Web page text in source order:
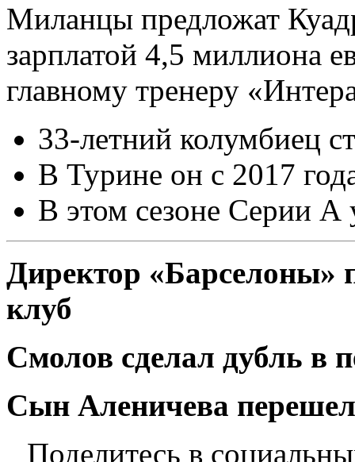
Миланцы предложат
зарплатой 4,5 миллиона
главному тренеру
33-летний колумбиец
В Турине он с 2017
В этом сезоне Серии А
Директор «Барселоны»
клуб
Смолов сделал дубль в
Сын Аленичева
Поделитесь в